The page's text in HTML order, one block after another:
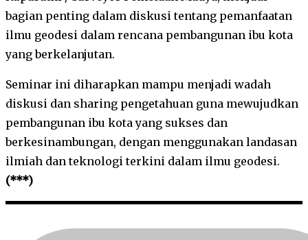
bagian penting dalam diskusi tentang pemanfaatan
ilmu geodesi dalam rencana pembangunan ibu kota
yang berkelanjutan.
Seminar ini diharapkan mampu menjadi wadah
diskusi dan sharing pengetahuan guna mewujudkan
pembangunan ibu kota yang sukses dan
berkesinambungan, dengan menggunakan landasan
ilmiah dan teknologi terkini dalam ilmu geodesi.
(***)